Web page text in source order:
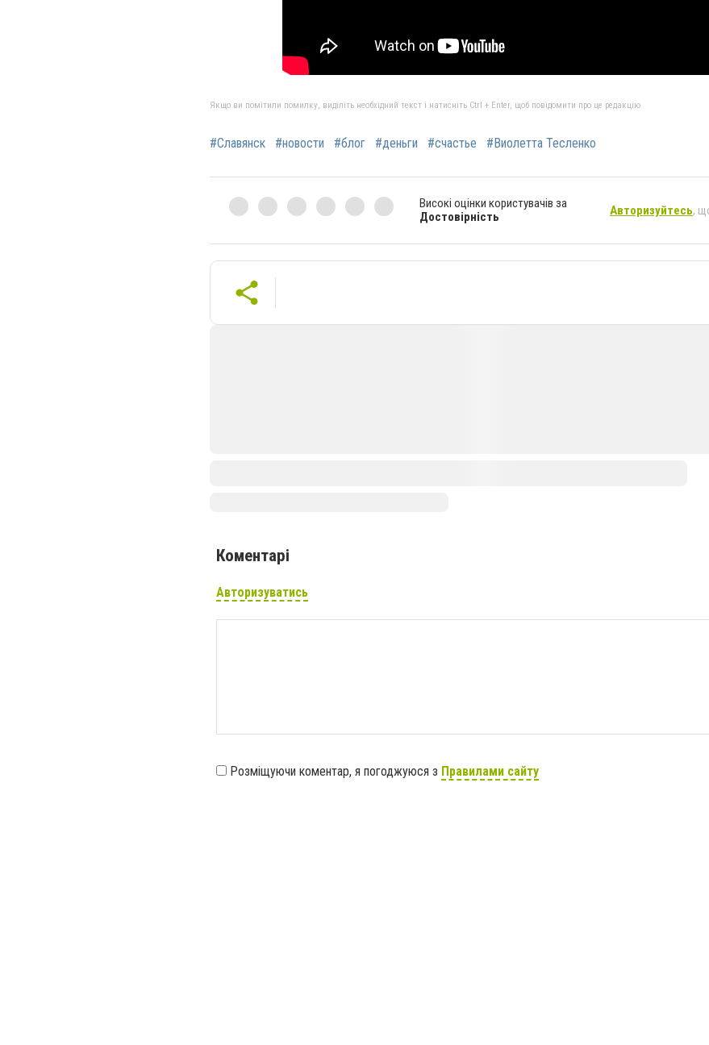
Якщо ви помітили помилку, виділіть необхідний текст і натисніть Ctrl + Enter, щоб повідомити про це редакцію
#Славянск #новости #блог #деньги #счастье #Виолетта Тесленко
Високі оцінки користувачів за
Достовірність
Авторизуйтесь,
Коментарі
Авторизуватись
Розміщуючи коментар, я погоджуюся з Правилами сайту